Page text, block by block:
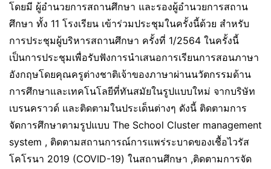
โดยมี ผู้อำนวยการสถานศึกษา และรองผู้อำนวยการสถาน
ศึกษา ทั้ง 11 โรงเรียน เข้าร่วมประชุมในครั้งนี้ด้วย สำหรับ
การประชุมผู้บริหารสถานศึกษา ครั้งที่ 1/2564 ในครั้งนี้
เป็นการประชุมเพื่อรับฟังการนำเสนอการเรียนการสอนภาษา
อังกฤษโดยคุณครูต่างชาติเจ้าของภาษาผ่านนวัตกรรมด้าน
การศึกษาและเทคโนโลยีที่ทันสมัยในรูปแบบใหม่ จากบริษัท
เบรนคราวด์ และติดตามในประเด็นต่างๆ ดังนี้ ติดตามการ
จัดการศึกษาตามรูปแบบ The School Cluster management
system , ติดตามสถานการณ์การแพร่ระบาดของเชื้อไวรัส
โคโรนา 2019 (COVID-19) ในสถานศึกษา ,ติดตามการจัด